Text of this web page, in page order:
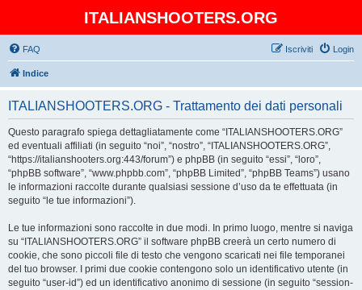
ITALIANSHOOTERS.ORG
FAQ Login
Iscriviti
Indice
ITALIANSHOOTERS.ORG - Trattamento dei dati personali
Questo paragrafo spiega dettagliatamente come “ITALIANSHOOTERS.ORG”
ed eventuali affiliati (in seguito “noi”, “nostro”, “ITALIANSHOOTERS.ORG”,
“https://italianshooters.org:443/forum”) e phpBB (in seguito “essi”, “loro”,
“phpBB software”, “www.phpbb.com”, “phpBB Limited”, “phpBB Teams”) usano
le informazioni raccolte durante qualsiasi sessione d’uso da te effettuata (in
seguito “le tue informazioni”).
Le tue informazioni sono raccolte in due modi. In primo luogo, mentre si naviga
su “ITALIANSHOOTERS.ORG” il software phpBB creerà un certo numero di
cookie, che sono piccoli file di testo che vengono scaricati nei file temporanei
del tuo browser. I primi due cookie contengono solo un identificativo utente (in
seguito “user-id”) ed un identificativo anonimo di sessione (in seguito “session-